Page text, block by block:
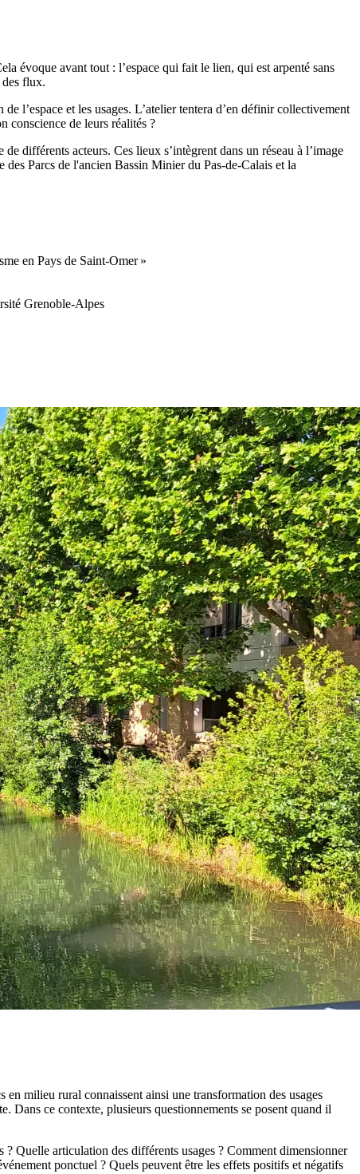
évoque avant tout : l’espace qui fait le lien, qui est arpenté sans
flux.
l’espace et les usages. L’atelier tentera d’en définir collectivement
conscience de leurs réalités ?
différents acteurs. Ces lieux s’intègrent dans un réseau à l’image
des Parcs de l'ancien Bassin Minier du Pas-de-Calais et la
en Pays de Saint-Omer »
Grenoble-Alpes
milieu rural connaissent ainsi une transformation des usages
Dans ce contexte, plusieurs questionnements se posent quand il
Quelle articulation des différents usages ? Comment dimensionner
ponctuel ? Quels peuvent être les effets positifs et négatifs